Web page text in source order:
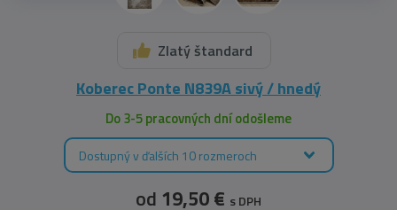
Zlatý štandard
Koberec Ponte N839A sivý / hnedý
Do 3-5 pracovných dní odošleme
Dostupný v ďalších 10 rozmeroch
od 19,50 € s DPH